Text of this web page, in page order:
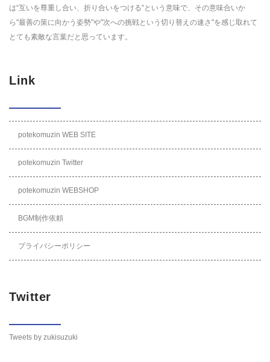
は“互いを尊重し合い、折り合いをつける”という意味で、その意味合いか
ら"最善の策に向かう姿勢"や"次への挑戦という切り替えの速さ"を感じ取れて
とても素敵な言葉だと思っています。
Link
potekomuzin WEB SITE
potekomuzin Twitter
potekomuzin WEBSHOP
BGM制作依頼
プライバシーポリシー
Twitter
Tweets by zukisuzuki